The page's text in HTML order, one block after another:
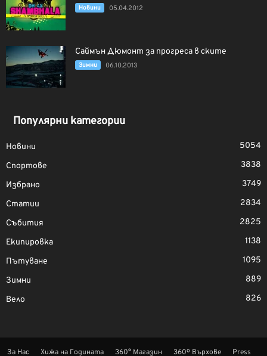
Новини 05.04.2012
Саймън Дюмонт за прогреса в ските
Зимни 06.10.2013
Популярни категории
Новини
5054
Спортове
3838
Избрано
3749
Статии
2834
Събития
2825
Екипировка
1138
Пътуване
1095
Зимни
889
Вело
826
За Нас Хижа на Годината 360° Магазин 360º Върхове Press